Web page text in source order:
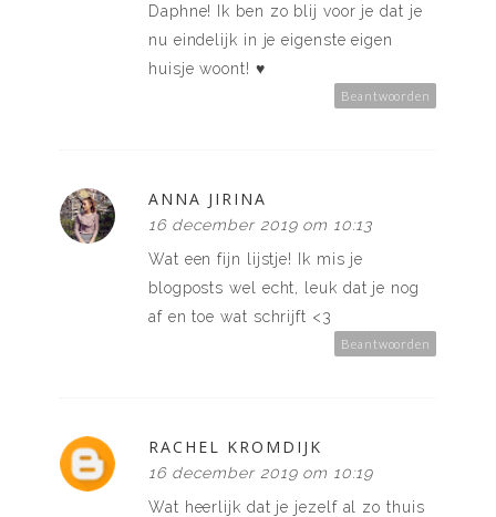
Daphne! Ik ben zo blij voor je dat je
nu eindelijk in je eigenste eigen
huisje woont! ♥
Beantwoorden
ANNA JIRINA
16 december 2019 om 10:13
Wat een fijn lijstje! Ik mis je
blogposts wel echt, leuk dat je nog
af en toe wat schrijft <3
Beantwoorden
RACHEL KROMDIJK
16 december 2019 om 10:19
Wat heerlijk dat je jezelf al zo thuis